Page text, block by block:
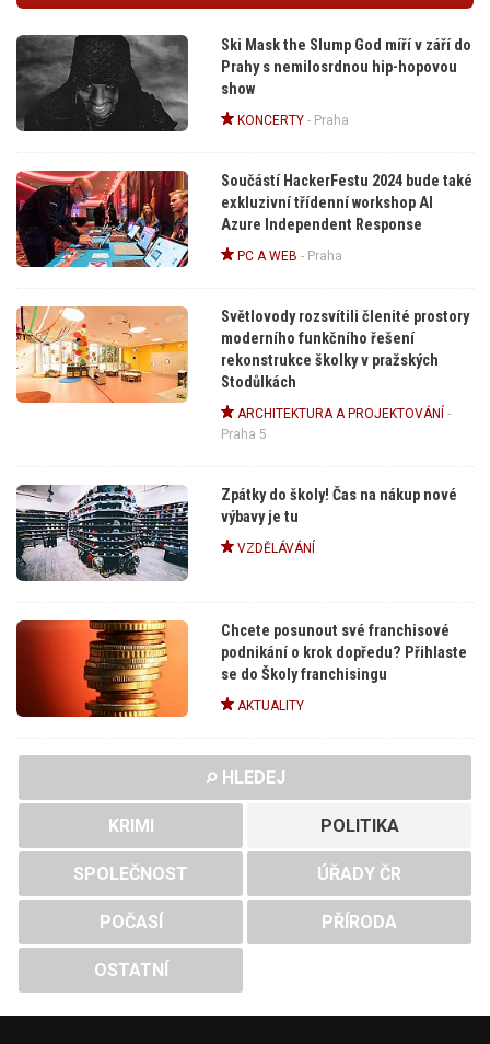
Ski Mask the Slump God míří v září do
Prahy s nemilosrdnou hip-hopovou
show
KONCERTY- Praha
Součástí HackerFestu 2024 bude také
exkluzivní třídenní workshop AI
Azure Independent Response
PC A WEB - Praha
Světlovody rozsvítili členité prostory
moderního funkčního řešení
rekonstrukce školky v pražských
Stodůlkách
ARCHITEKTURA A PROJEKTOVÁNÍ -
Praha 5
Zpátky do školy! Čas na nákup nové
výbavy je tu
VZDĚLÁVÁNÍ
Chcete posunout své franchisové
podnikání o krok dopředu? Přihlaste
se do Školy franchisingu
AKTUALITY
HLEDEJ
KRIMI POLITIKA
SPOLEČNOST ÚŘADY ČR
POČASÍ PŘÍRODA
OSTATNÍ